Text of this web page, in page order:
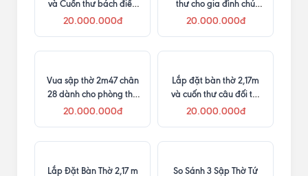
và Cuốn thư bách điểu
triều phụng phù hợp
20.000.000đ
thư cho gia đình chú
Trung tại Duy Tiên, Hà
20.000.000đ
Vua sập thờ 2m47 chân
28 dành cho phòng thờ
tư gia
20.000.000đ
Lắp đặt bàn thờ 2,17m
và cuốn thư câu đối tại
Nghi Sơn
20.000.000đ
Lắp Đặt Bàn Thờ 2,17 m So Sánh 3 Sập Thờ Tứ